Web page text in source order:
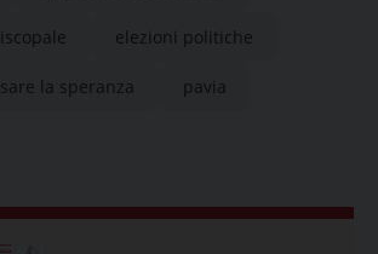
elezioni politiche
la speranza pavia